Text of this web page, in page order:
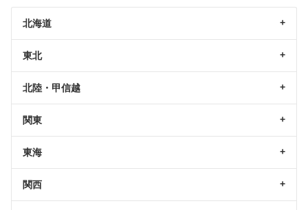
北海道
東北
北陸・甲信越
関東
東海
関西